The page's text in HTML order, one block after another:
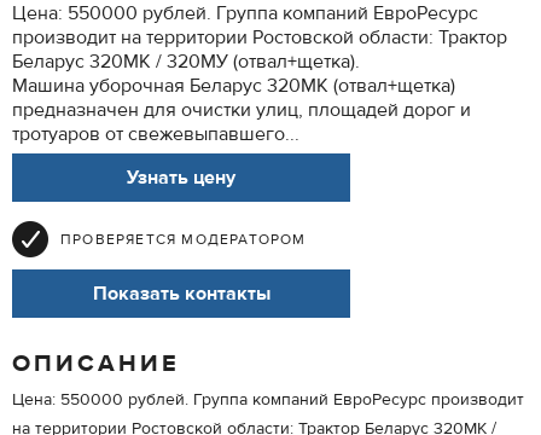
Цена: 550000 рублей. Группа компаний ЕвроРесурс
производит на территории Ростовской области: Трактор
Беларус 320МК / 320МУ (отвал+щетка).
Машина уборочная Беларус 320МК (отвал+щетка)
предназначен для очистки улиц, площадей дорог и
тротуаров от свежевыпавшего...
Узнать цену
ПРОВЕРЯЕТСЯ МОДЕРАТОРОМ
Показать контакты
ОПИСАНИЕ
Цена: 550000 рублей. Группа компаний ЕвроРесурс производит
на территории Ростовской области: Трактор Беларус 320МК /